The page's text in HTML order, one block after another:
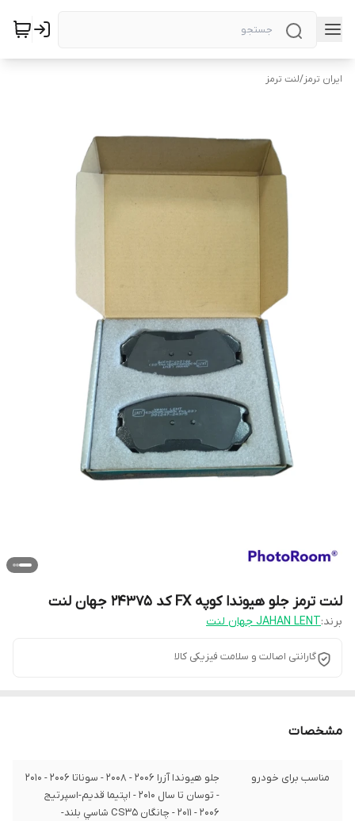
ایران ترمز/لنت ترمز
لنت ترمز جلو هیوندا کوپه FX کد 24375 جهان لنت
برند:JAHAN LENT جهان لنت
گارانتی اصالت و سلامت فیزیکی کالا
مشخصات
مناسب برای خودرو
جلو هيوندا آزرا 2006 - 2008 - سوناتا 2006 - 2010
- توسان تا سال 2010 - اپتيما قديم-اسپرتيج
2006 - 2011 - چانگان CS35 شاسي بلند-